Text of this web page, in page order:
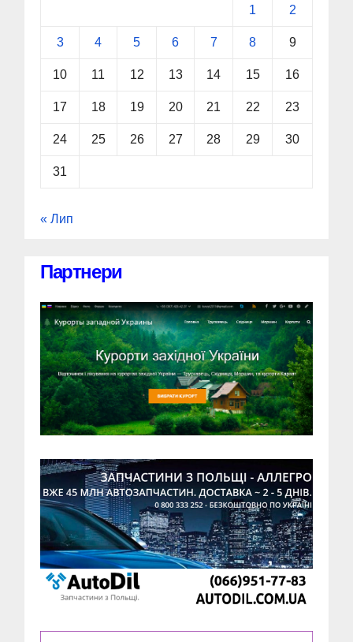
1 2
3 4 5 6 7 8 9
10 11 12 13 14 15 16
17 18 19 20 21 22 23
24 25 26 27 28 29 30
31
« Лип
Партнери